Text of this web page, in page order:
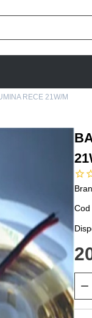
RECE 21W/M
Cod